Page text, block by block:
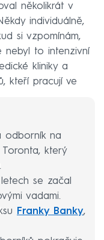
několikrát v
individuálně,
si vzpomínám,
nebyl to intenzivní
kliniky a
kteří pracují ve
odborník na
který
se začal
vadami.
Franky Banky,